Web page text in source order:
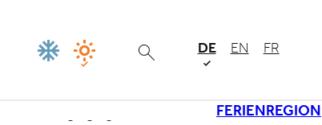
DE EN FR
FERIENREGION